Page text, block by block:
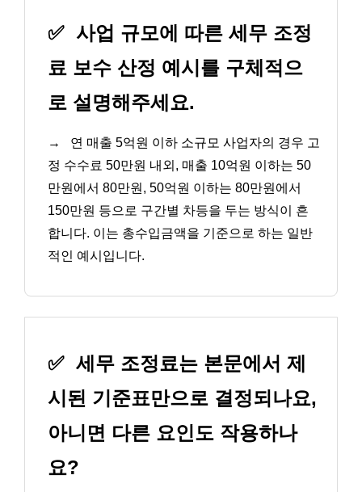
✅ 사업 규모에 따른 세무 조정
료 보수 산정 예시를 구체적으
로 설명해주세요.
→
연 매출 5억원 이하 소규모 사업자의 경우 고
정 수수료 50만원 내외, 매출 10억원 이하는 50
만원에서 80만원, 50억원 이하는 80만원에서
150만원 등으로 구간별 차등을 두는 방식이 흔
합니다. 이는 총수입금액을 기준으로 하는 일반
적인 예시입니다.
✅ 세무 조정료는 본문에서 제
시된 기준표만으로 결정되나요,
아니면 다른 요인도 작용하나
요?